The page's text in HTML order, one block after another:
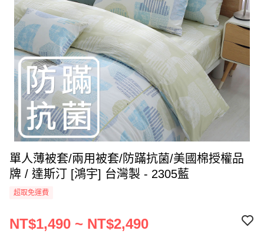
單人薄被套/兩用被套/防蹣抗菌/美國棉授權品
牌 / 達斯汀 [鴻宇] 台灣製 - 2305藍
超取免運費
NT$1,490 ~ NT$2,490